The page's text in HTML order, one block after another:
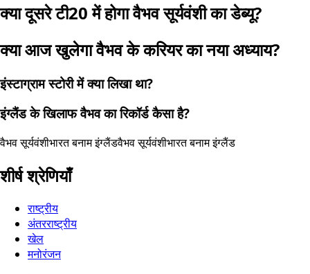
क्या दूसरे टी20 में होगा वैभव सूर्यवंशी का डेब्यू?
क्या आज खुलेगा वैभव के करियर का नया अध्याय?
इंस्टाग्राम स्टोरी में क्या लिखा था?
इंग्लैंड के खिलाफ वैभव का रिकॉर्ड कैसा है?
वैभव सूर्यवंशीभारत बनाम इंग्लैंडवैभव सूर्यवंशीभारत बनाम इंग्लैंड
शीर्ष श्रेणियाँ
राष्ट्रीय
अंतरराष्ट्रीय
खेल
मनोरंजन